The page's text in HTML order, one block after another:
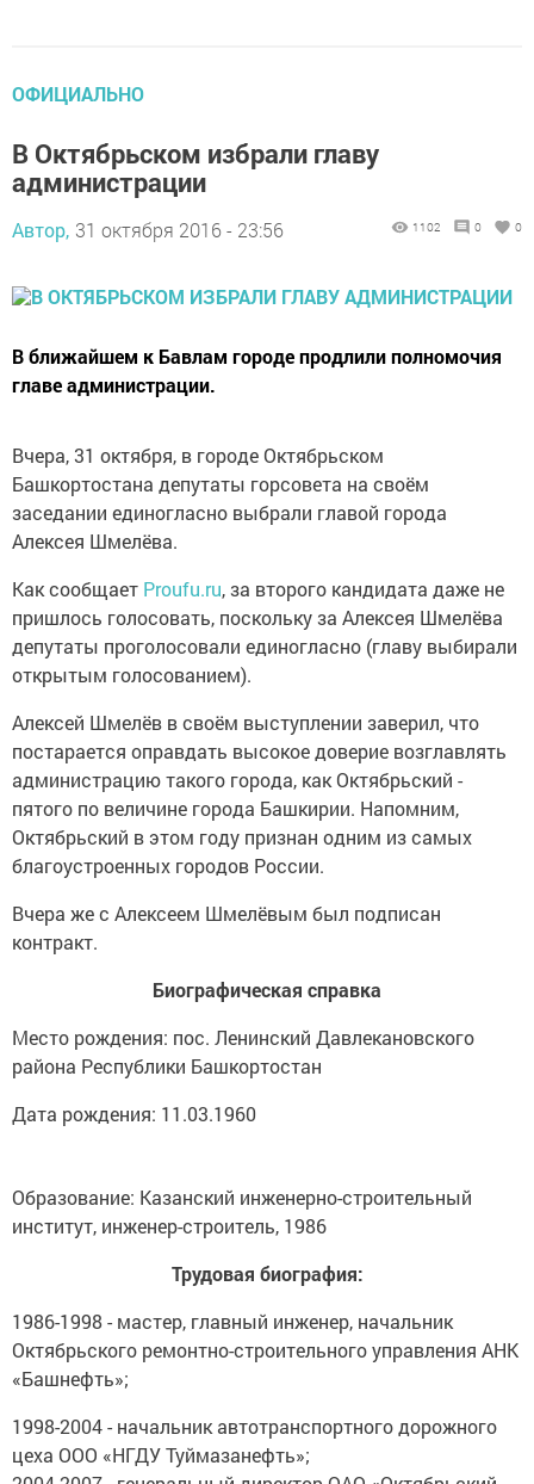
ОФИЦИАЛЬНО
В Октябрьском избрали главу
администрации
Автор, 31 октября 2016 - 23:56 1102 0 0
В ближайшем к Бавлам городе продлили полномочия
главе администрации.
Вчера, 31 октября, в городе Октябрьском
Башкортостана депутаты горсовета на своём
заседании единогласно выбрали главой города
Алексея Шмелёва.
Как сообщает Proufu.ru, за второго кандидата даже не
пришлось голосовать, поскольку за Алексея Шмелёва
депутаты проголосовали единогласно (главу выбирали
открытым голосованием).
Алексей Шмелёв в своём выступлении заверил, что
постарается оправдать высокое доверие возглавлять
администрацию такого города, как Октябрьский -
пятого по величине города Башкирии. Напомним,
Октябрьский в этом году признан одним из самых
благоустроенных городов России.
Вчера же с Алексеем Шмелёвым был подписан
контракт.
Биографическая справка
Место рождения: пос. Ленинский Давлекановского
района Республики Башкортостан
Дата рождения: 11.03.1960
Образование: Казанский инженерно-строительный
институт, инженер-строитель, 1986
Трудовая биография:
1986-1998 - мастер, главный инженер, начальник
Октябрьского ремонтно-строительного управления АНК
«Башнефть»;
1998-2004 - начальник автотранспортного дорожного
цеха ООО «НГДУ Туймазанефть»;